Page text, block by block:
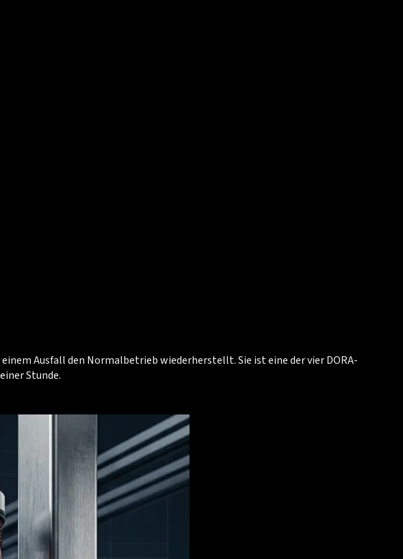
Ausfall den Normalbetrieb wiederherstellt. Sie ist eine der vier DORA-
Stunde.